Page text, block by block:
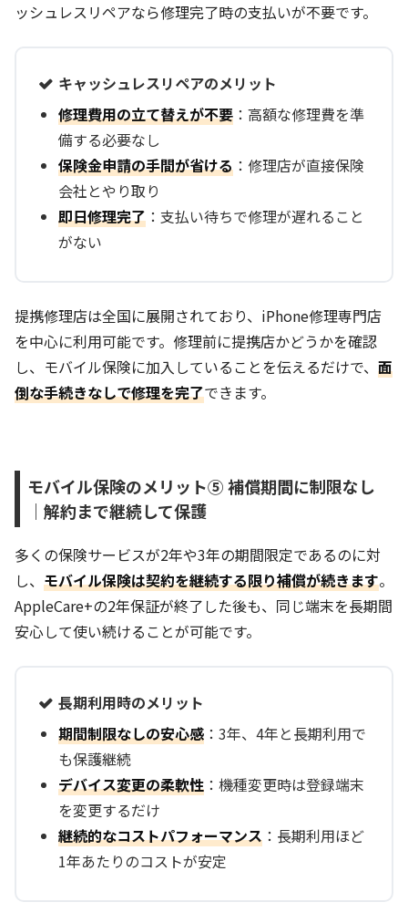
ッシュレスリペアなら修理完了時の支払いが不要です。
キャッシュレスリペアのメリット
修理費用の立て替えが不要 ：高額な修理費を準
備する必要なし
保険金申請の手間が省ける ：修理店が直接保険
会社とやり取り
即日修理完了 ：支払い待ちで修理が遅れること
がない
提携修理店は全国に展開されており、iPhone修理専門店
を中心に利用可能です。修理前に提携店かどうかを確認
し、モバイル保険に加入していることを伝えるだけで、 面
倒な手続きなしで修理を完了できます。
モバイル保険のメリット⑤ 補償期間に制限なし
｜解約まで継続して保護
多くの保険サービスが2年や3年の期間限定であるのに対
し、 モバイル保険は契約を継続する限り補償が続きます。
AppleCare+の2年保証が終了した後も、同じ端末を長期間
安心して使い続けることが可能です。
長期利用時のメリット
期間制限なしの安心感 ：3年、4年と長期利用で
も保護継続
デバイス変更の柔軟性 ：機種変更時は登録端末
を変更するだけ
継続的なコストパフォーマンス ：長期利用ほど
1年あたりのコストが安定